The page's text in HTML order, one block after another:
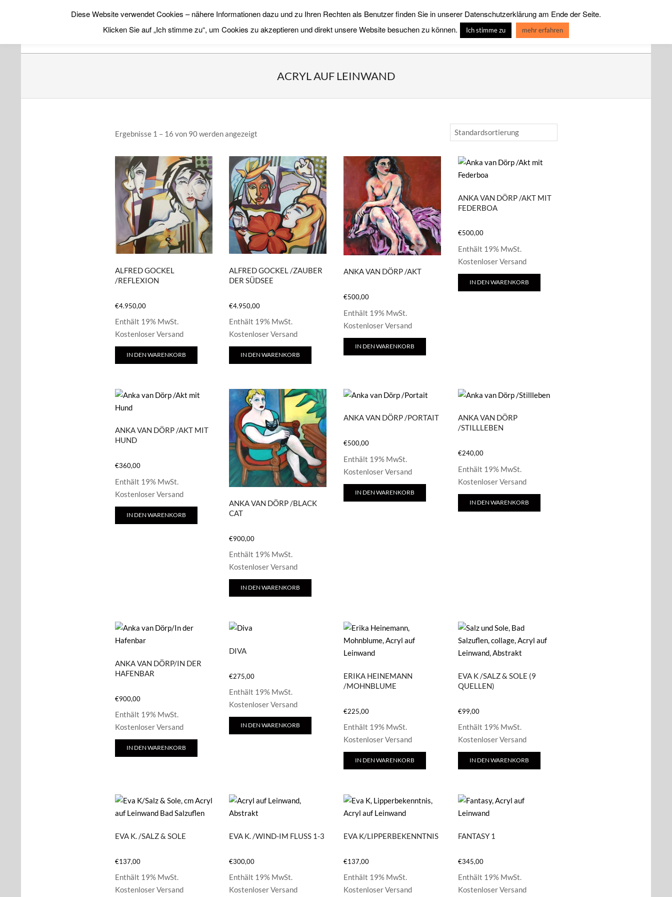
GALERIE CHROMIK
Primary
Navigation
KÜNSTLER THEMEN DEKORATIVE LEINWANDBILDER SPECIAL EDITION-ART-LINE
ACRYL AUF LEINWAND
Ergebnisse 1 – 16 von 90 werden angezeigt
ALFRED GOCKEL
/REFLEXION
€4.950,00
Enthält 19% MwSt.
Kostenloser Versand
IN DEN WARENKORB
ALFRED GOCKEL /ZAUBER
DER SÜDSEE
€4.950,00
Enthält 19% MwSt.
Kostenloser Versand
IN DEN WARENKORB
ANKA VAN DÖRP /AKT
€500,00
Enthält 19% MwSt.
Kostenloser Versand
IN DEN WARENKORB
ANKA VAN DÖRP /AKT MIT
FEDERBOA
€500,00
Enthält 19% MwSt.
Kostenloser Versand
IN DEN WARENKORB
ANKA VAN DÖRP /AKT MIT
HUND
€360,00
Enthält 19% MwSt.
Kostenloser Versand
IN DEN WARENKORB
ANKA VAN DÖRP /BLACK
CAT
€900,00
Enthält 19% MwSt.
Kostenloser Versand
IN DEN WARENKORB
ANKA VAN DÖRP /PORTAIT
€500,00
Enthält 19% MwSt.
Kostenloser Versand
IN DEN WARENKORB
ANKA VAN DÖRP
/STILLLEBEN
€240,00
Enthält 19% MwSt.
Kostenloser Versand
IN DEN WARENKORB
ANKA VAN DÖRP/IN DER
HAFENBAR
€900,00
Enthält 19% MwSt.
Kostenloser Versand
IN DEN WARENKORB
DIVA
€275,00
Enthält 19% MwSt.
Kostenloser Versand
IN DEN WARENKORB
ERIKA HEINEMANN
/MOHNBLUME
€225,00
Enthält 19% MwSt.
Kostenloser Versand
IN DEN WARENKORB
EVA K /SALZ & SOLE (9
QUELLEN)
€99,00
Enthält 19% MwSt.
Kostenloser Versand
IN DEN WARENKORB
EVA K. /SALZ & SOLE
€137,00
Enthält 19% MwSt.
Kostenloser Versand
EVA K. /WIND-IM FLUSS 1-3
€300,00
Enthält 19% MwSt.
Kostenloser Versand
EVA K/LIPPERBEKENNTNIS
€137,00
Enthält 19% MwSt.
Kostenloser Versand
FANTASY 1
€345,00
Enthält 19% MwSt.
Kostenloser Versand
Diese Website verwendet Cookies – nähere Informationen dazu und zu Ihren Rechten als Benutzer finden Sie in unserer Datenschutzerklärung am Ende der Seite.
Klicken Sie auf „Ich stimme zu“, um Cookies zu akzeptieren und direkt unsere Website besuchen zu können.
Ich stimme zu mehr erfahren